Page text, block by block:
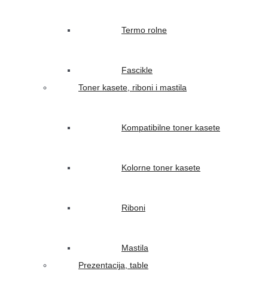
Termo rolne
Fascikle
Toner kasete, riboni i mastila
Kompatibilne toner kasete
Kolorne toner kasete
Riboni
Mastila
Prezentacija, table